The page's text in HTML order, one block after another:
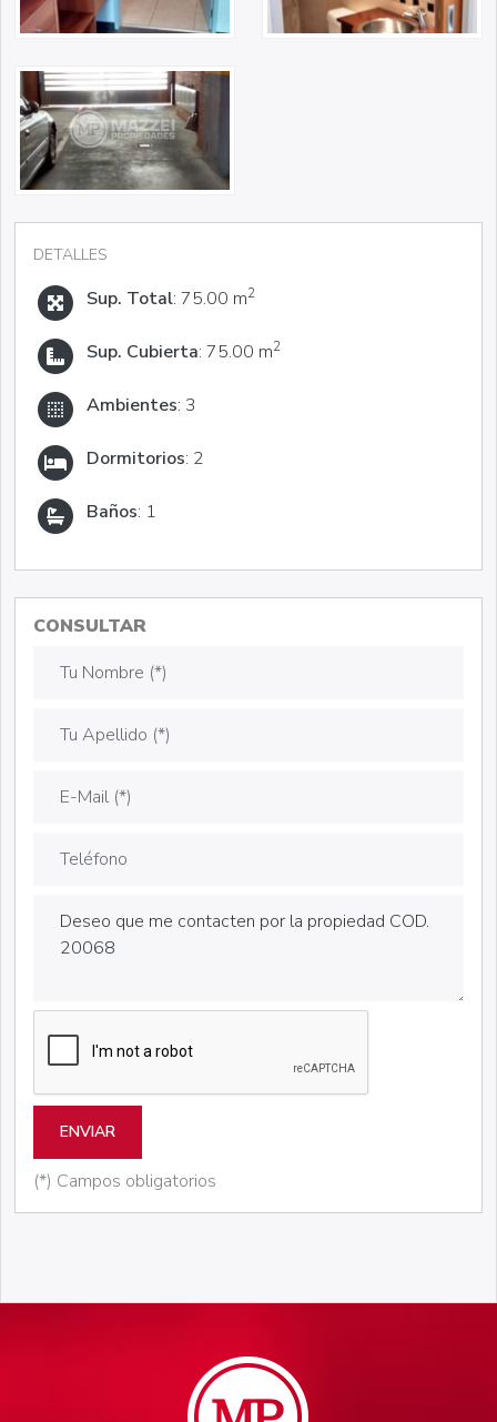
DETALLES
Sup. Total: 75.00 m2
Sup. Cubierta: 75.00 m2
Ambientes: 3
Dormitorios: 2
Baños: 1
CONSULTAR
ENVIAR
(*) Campos obligatorios